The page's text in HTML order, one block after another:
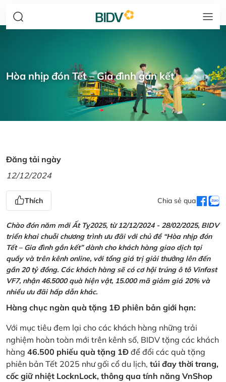
Hòa nhịp đón Tết – Gia đình gắn kết
Đăng tải ngày
12/12/2024
Thích Chia sẻ qua
Chào đón năm mới Ất Tỵ2025, từ 12/12/2024 - 28/02/2025, BIDV
triển khai chuỗi chương trình ưu đãi với chủ đề “Hòa nhịp đón
Tết – Gia đình gắn kết” dành cho khách hàng giao dịch tại
quầy và trên kênh online, với tổng giá trị giải thưởng lên đến
gần 20 tỷ đồng. Các khách hàng sẽ có cơ hội trúng ô tô Vinfast
VF7, nhận 46.5000 quà hiện vật, 15.000 mã giảm giá 20% và
nhiều ưu đãi hấp dẫn khác.
Hàng chục ngàn quà tặng 1Đ phiên bản giới hạn:
Với mục tiêu đem lại cho các khách hàng những trải
nghiệm hoàn toàn mới trên kênh số, BIDV tặng các khách
hàng 46.500 phiếu quà tặng 1Đ để đổi các quà tặng
phiên bản Tết 2025 như gối cổ du lịch, túi đay thời trang,
cốc giữ nhiệt LocknLock, thông qua tính năng VnShop